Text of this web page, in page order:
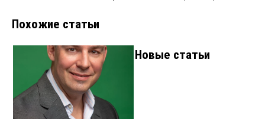
Похожие статьи
Новые статьи